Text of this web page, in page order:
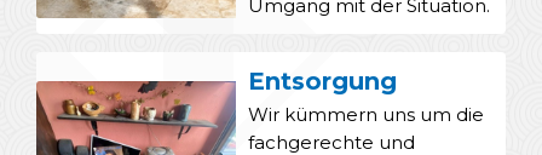
Umgang mit der Situation.
Entsorgung
Wir kümmern uns um die
fachgerechte und